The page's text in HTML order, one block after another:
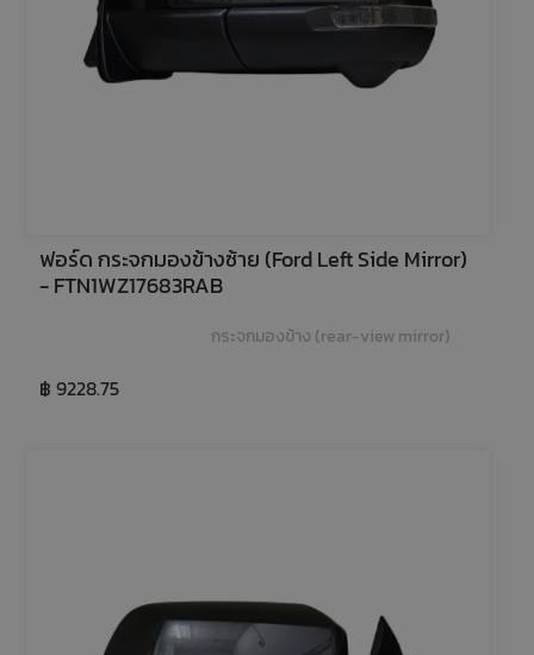
ฟอร์ด กระจกมองข้างซ้าย (Ford Left Side Mirror)
- FTN1WZ17683RAB
กระจกมองข้าง (rear-view mirror)
฿ 9228.75